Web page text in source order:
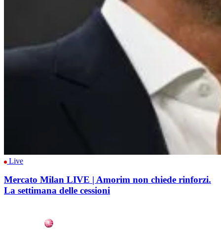
Live
Mercato Milan LIVE | Amorim non chiede rinforzi.
La settimana delle cessioni